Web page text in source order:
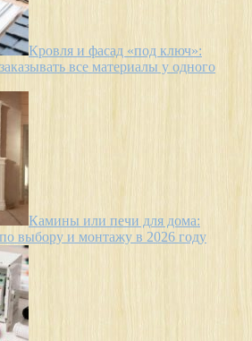
Кровля и фасад «под ключ»:
все материалы у одного
Камины или печи для дома:
выбору и монтажу в 2026 году